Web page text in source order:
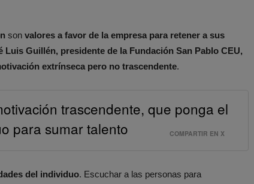
son valores a favor de la empresa para retener a sus
Luis Guillén, presidente de la Fundación San Pablo CEU,
extrínseca pero no trascendente.
trascendente, que ponga el
para sumar talento
COMPARTIR EN X
del individuo. Escuchar a las personas para